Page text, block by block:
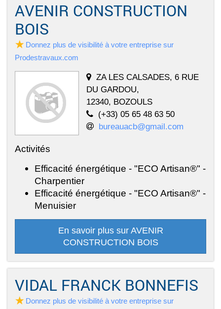
AVENIR CONSTRUCTION
BOIS
Donnez plus de visibilité à votre entreprise sur
Prodestravaux.com
ZA LES CALSADES, 6 RUE
DU GARDOU,
12340, BOZOULS
(+33) 05 65 48 63 50
bureauacb@gmail.com
Activités
Efficacité énergétique - "ECO Artisan®" -
Charpentier
Efficacité énergétique - "ECO Artisan®" -
Menuisier
En savoir plus sur AVENIR
CONSTRUCTION BOIS
VIDAL FRANCK BONNEFIS
Donnez plus de visibilité à votre entreprise sur